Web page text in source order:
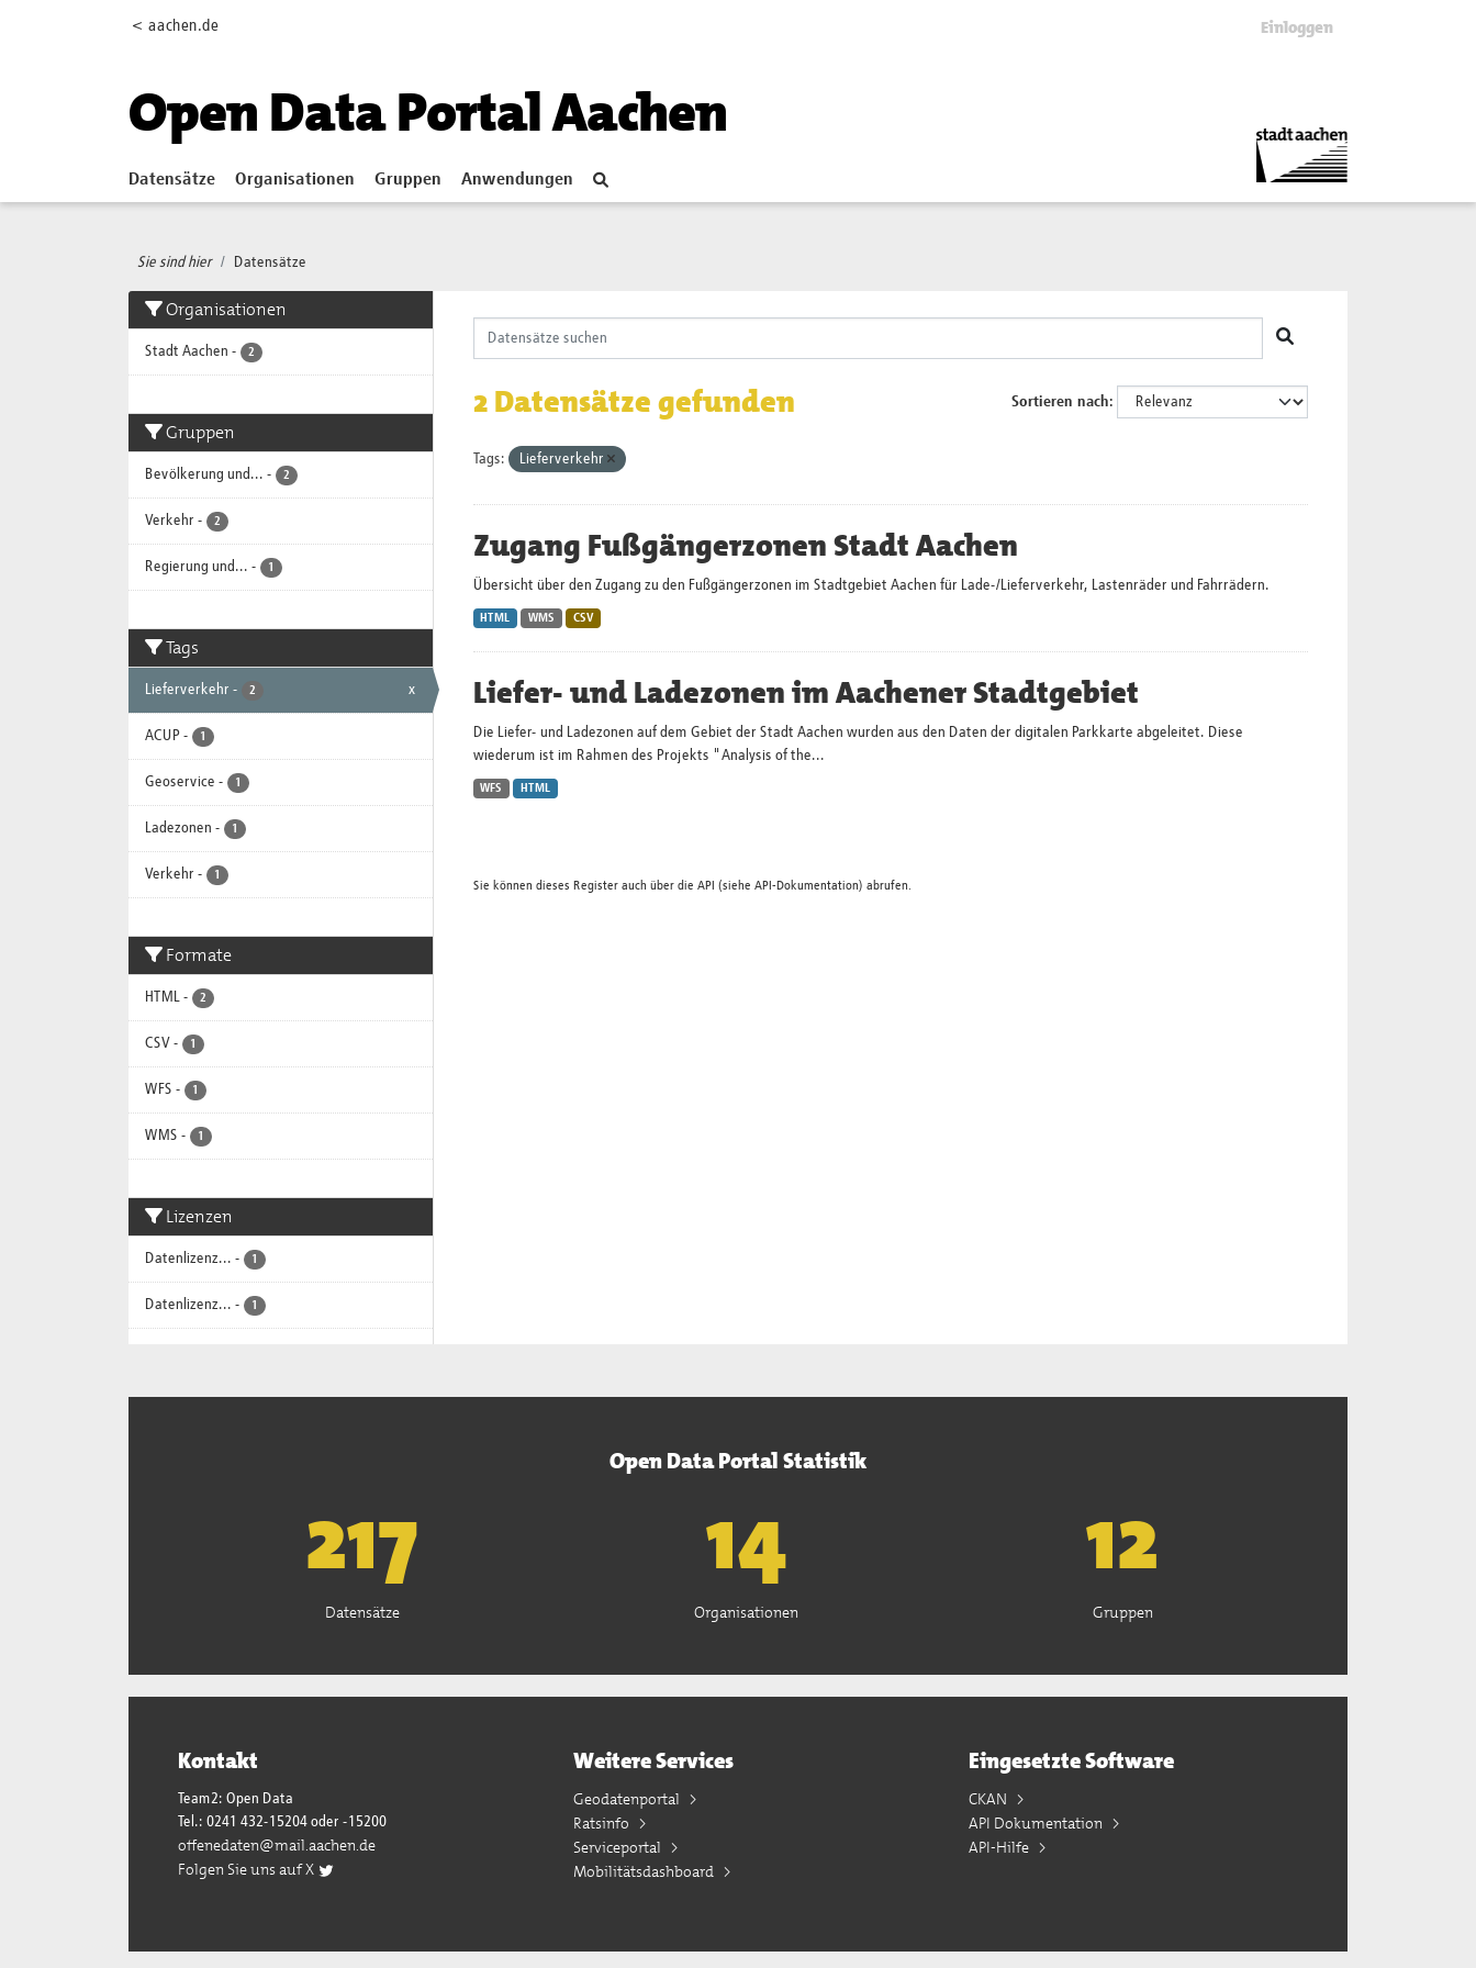
< aachen.de Einloggen
Open Data Portal Aachen
Datensätze Organisationen Gruppen Anwendungen
Sie sind hier Datensätze
Organisationen
Stadt Aachen - 2
Gruppen
Bevölkerung und... - 2
Verkehr - 2
Regierung und... - 1
Tags
Lieferverkehr - 2 x
ACUP - 1
Geoservice - 1
Ladezonen - 1
Verkehr - 1
Formate
HTML - 2
CSV - 1
WFS - 1
WMS - 1
Lizenzen
Datenlizenz... - 1
Datenlizenz... - 1
Sortieren nach
2 Datensätze gefunden
Tags: Lieferverkehr
Zugang Fußgängerzonen Stadt Aachen
Übersicht über den Zugang zu den Fußgängerzonen im Stadtgebiet Aachen für Lade-/Lieferverkehr, Lastenräder und Fahrrädern.
HTML WMS CSV
Liefer- und Ladezonen im Aachener Stadtgebiet
Die Liefer- und Ladezonen auf dem Gebiet der Stadt Aachen wurden aus den Daten der digitalen Parkkarte abgeleitet. Diese
wiederum ist im Rahmen des Projekts "Analysis of the...
WFS HTML
Sie können dieses Register auch über die API (siehe API-Dokumentation) abrufen.
Open Data Portal Statistik
221
Datensätze
15
Organisationen
13
Gruppen
Kontakt
Team2: Open Data
Tel.: 0241 432-15204 oder -15200
offenedaten@mail.aachen.de
Folgen Sie uns auf X
Weitere Services
Geodatenportal
Ratsinfo
Serviceportal
Mobilitätsdashboard
Eingesetzte Software
CKAN
API Dokumentation
API-Hilfe